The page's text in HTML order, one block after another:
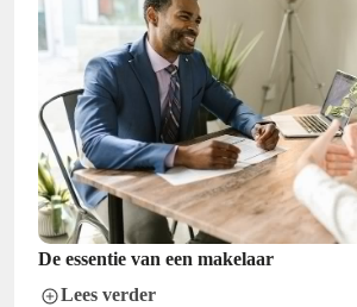
De essentie van een makelaar
Lees verder